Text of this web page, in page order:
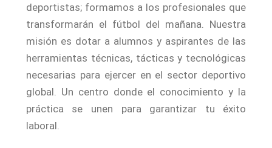
deportistas; formamos a los profesionales que
transformarán el fútbol del mañana. Nuestra
misión es dotar a alumnos y aspirantes de las
herramientas técnicas, tácticas y tecnológicas
necesarias para ejercer en el sector deportivo
global. Un centro donde el conocimiento y la
práctica se unen para garantizar tu éxito
laboral.